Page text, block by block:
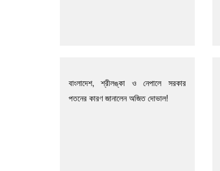
বাংলাদেশ, শ্রীলঙ্কা ও নেপালে সরকার
পতনের কারণ জানালেন অজিত দোভাল!